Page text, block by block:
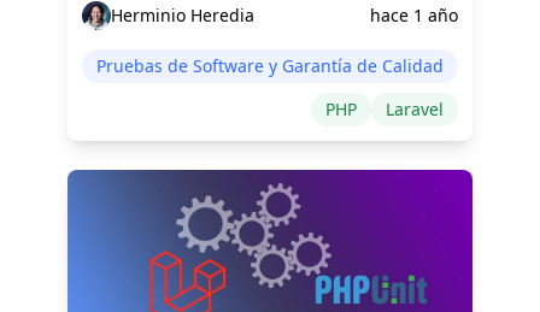
Herminio Heredia hace 1 año
Pruebas de Software y Garantía de Calidad
PHP
Laravel